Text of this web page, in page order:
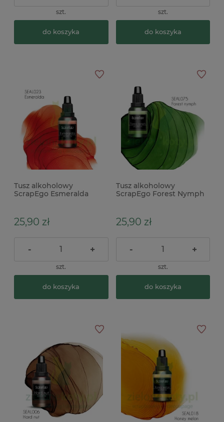
szt.
do koszyka
szt.
do koszyka
Tusz alkoholowy
ScrapEgo Esmeralda
25,90 zł
- +
szt.
do koszyka
Tusz alkoholowy
ScrapEgo Forest Nymph
25,90 zł
- +
szt.
do koszyka